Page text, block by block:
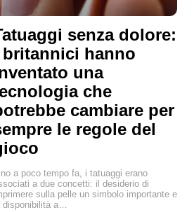
senza dolore:
hanno
una
che
cambiare per
le regole del
a poco tempo fa, i tatuaggi erano
a due concetti: il desiderio di
sulla pelle un simbolo importante e
disponibilità a…